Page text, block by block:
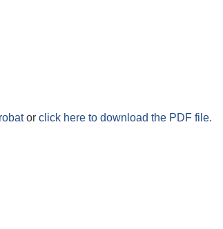
or click here to download the PDF file.